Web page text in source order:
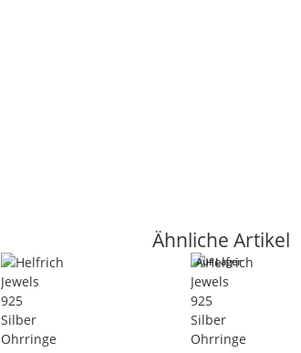
Ähnliche Artikel
Auf Lager